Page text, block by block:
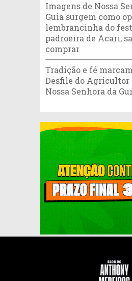
Imagens de Nossa
Guia surgem como
lembrancinha do
padroeira de Acari;
comprar
Tradição e fé
Desfile do Agricultor
Nossa Senhora da